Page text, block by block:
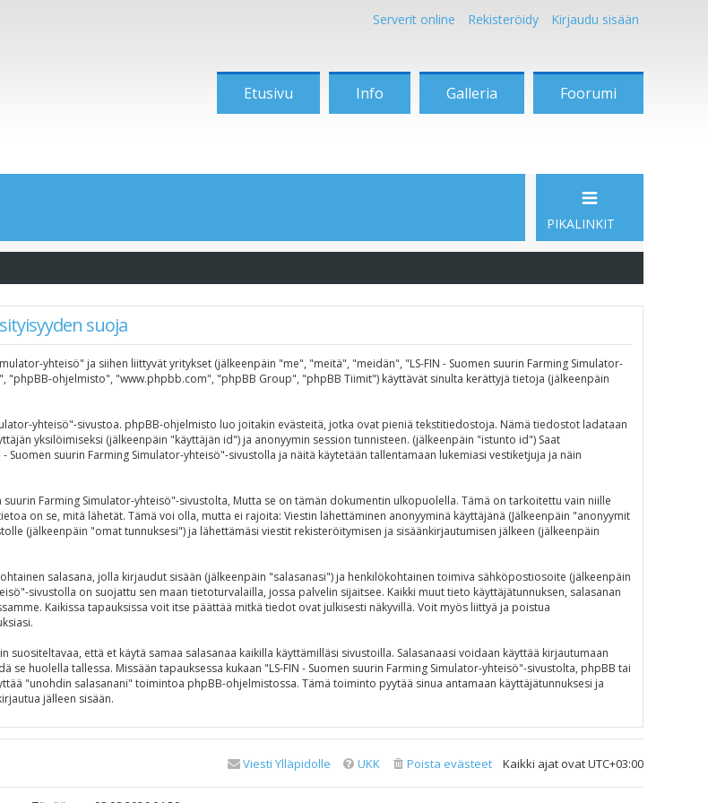
Serverit online Rekisteröidy Kirjaudu sisään
Etusivu Info Galleria Foorumi
PIKALINKIT
suoja
yhteisö" ja siihen liittyvät yritykset (jälkeenpäin "me", "meitä", "meidän", "LS-FIN - Suomen suurin Farming Simulator-
ohjelmisto", "www.phpbb.com", "phpBB Group", "phpBB Tiimit") käyttävät sinulta kerättyjä tietoja (jälkeenpäin
yhteisö"-sivustoa. phpBB-ohjelmisto luo joitakin evästeitä, jotka ovat pieniä tekstitiedostoja. Nämä tiedostot ladataan
yksilöimiseksi (jälkeenpäin "käyttäjän id") ja anonyymin session tunnisteen. (jälkeenpäin "istunto id") Saat
suurin Farming Simulator-yhteisö"-sivustolla ja näitä käytetään tallentamaan lukemiasi vestiketjuja ja näin
Farming Simulator-yhteisö"-sivustolta, Mutta se on tämän dokumentin ulkopuolella. Tämä on tarkoitettu vain niille
on se, mitä lähetät. Tämä voi olla, mutta ei rajoita: Viestin lähettäminen anonyyminä käyttäjänä (Jälkeenpäin "anonyymit
(jälkeenpäin "omat tunnuksesi") ja lähettämäsi viestit rekisteröitymisen ja sisäänkirjautumisen jälkeen (jälkeenpäin
salasana, jolla kirjaudut sisään (jälkeenpäin "salasanasi") ja henkilökohtainen toimiva sähköpostiosoite (jälkeenpäin
sivustolla on suojattu sen maan tietoturvalailla, jossa palvelin sijaitsee. Kaikki muut tieto käyttäjätunnuksen, salasanan
Kaikissa tapauksissa voit itse päättää mitkä tiedot ovat julkisesti näkyvillä. Voit myös liittyä ja poistua
että et käytä samaa salasanaa kaikilla käyttämilläsi sivustoilla. Salasanaasi voidaan käyttää kirjautumaan
huolella tallessa. Missään tapauksessa kukaan "LS-FIN - Suomen suurin Farming Simulator-yhteisö"-sivustolta, phpBB tai
"unohdin salasanani" toimintoa phpBB-ohjelmistossa. Tämä toiminto pyytää sinua antamaan käyttäjätunnuksesi ja
jälleen sisään.
Kaikki ajat ovatUTC+03:00
Poista evästeet
UKK
Viesti Ylläpidolle